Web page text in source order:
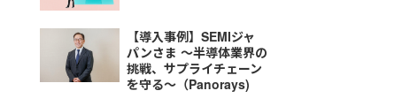
【導入事例】SEMIジャ
パンさま ～半導体業界の
挑戦、サプライチェーン
を守る～（Panorays)